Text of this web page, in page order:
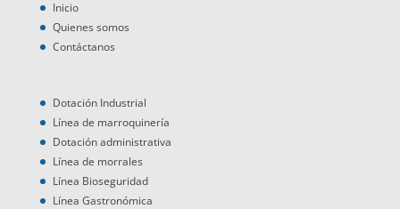
Inicio
Quienes somos
Contáctanos
Dotación Industrial
Línea de marroquinería
Dotación administrativa
Línea de morrales
Línea Bioseguridad
Línea Gastronómica